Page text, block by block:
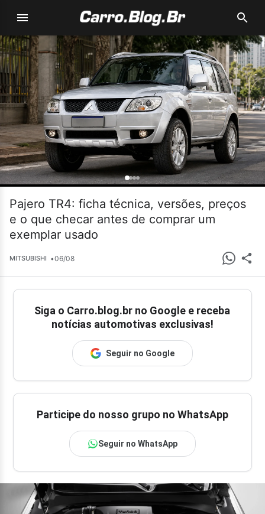
Pajero TR4: ficha técnica, versões, preços
e o que checar antes de comprar um
exemplar usado
MITSUBISHI •06/08
Siga o Carro.blog.br no Google e receba
notícias automotivas exclusivas!
Seguir no Google
Participe do nosso grupo no WhatsApp
Seguir no WhatsApp